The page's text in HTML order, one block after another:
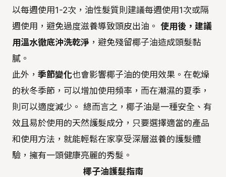
以每週使用1-2次，油性髮質則建議每週使用1次或隔
週使用，避免過度滋養導致頭皮出油。 使用後，建議
用溫水徹底沖洗乾淨 ，避免殘留椰子油造成頭髮黏
膩。
此外， 季節變化也會影響椰子油的使用效果。在乾燥
的秋冬季節，可以增加使用頻率，而在潮濕的夏季，
則可以適度減少。 總而言之，椰子油是一種安全、有
效且易於使用的天然護髮成分，只要選擇適當的產品
和使用方法，就能輕鬆在家享受深層滋養的護髮體
驗，擁有一頭健康亮麗的秀髮。
椰子油護髮指南